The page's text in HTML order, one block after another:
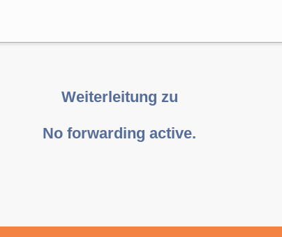
Weiterleitung zu
No forwarding active.